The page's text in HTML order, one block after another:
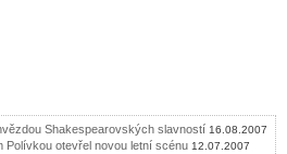
Shakespearovských slavností 16.08.2007
Polívkou otevřel novou letní scénu 12.07.2007